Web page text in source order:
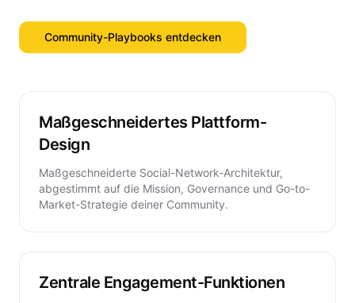
Community-Playbooks entdecken
Maßgeschneidertes Plattform-
Design
Maßgeschneiderte Social-Network-Architektur,
abgestimmt auf die Mission, Governance und Go-to-
Market-Strategie deiner Community.
Zentrale Engagement-Funktionen